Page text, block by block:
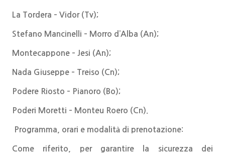
La Tordera – Vidor (Tv);
Stefano Mancinelli – Morro d’Alba (An);
Montecappone – Jesi (An);
Nada Giuseppe – Treiso (Cn);
Podere Riosto – Pianoro (Bo);
Poderi Moretti – Monteu Roero (Cn).
Programma, orari e modalità di prenotazione:
Come riferito, per garantire la sicurezza dei